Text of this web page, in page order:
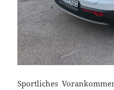
Sportliches